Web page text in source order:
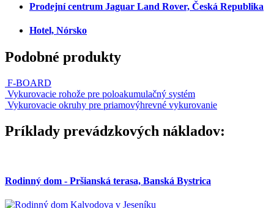
Prodejní centrum Jaguar Land Rover, Česká Republika
Hotel, Nórsko
Podobné produkty
F-BOARD
Vykurovacie rohože pre poloakumulačný systém
Vykurovacie okruhy pre priamovýhrevné vykurovanie
Príklady prevádzkových nákladov:
Rodinný dom - Pršianská terasa, Banská Bystrica